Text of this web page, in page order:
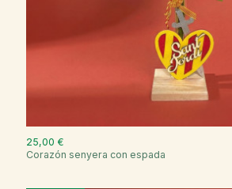
25,00 €
Corazón senyera con espada